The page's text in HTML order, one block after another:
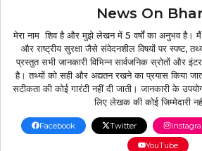
News On
मेरा नाम शिव है और मुझे लेखन में 5 वर्षों का अनुभव है। मैं
और राष्ट्रीय सुरक्षा जैसे संवेदनशील विषयों पर स्पष्ट,
प्रस्तुत सभी जानकारी विभिन्न सार्वजनिक स्रोतों और
है। तथ्यों को सही और अद्यतन रखने का प्रयास किया
सटीकता की कोई गारंटी नहीं दी जाती। जानकारी के
लिए लेखक की कोई जिम्मेदारी
Facebook Twitter
YouTube